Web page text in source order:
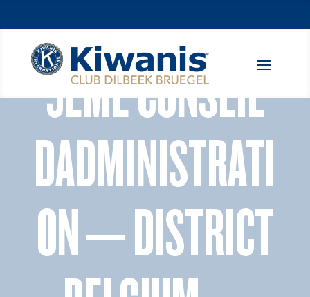
3ÈME CONSEIL
DADMINISTRATI
ON – DISTRICT